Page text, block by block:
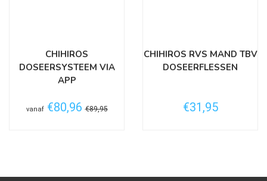
CHIHIROS
DOSEERSYSTEEM VIA
APP
vanaf €80,96 €89,95
CHIHIROS RVS MAND TBV
DOSEERFLESSEN
€31,95